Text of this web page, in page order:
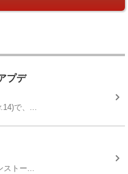
プデ
で、...
ストー...